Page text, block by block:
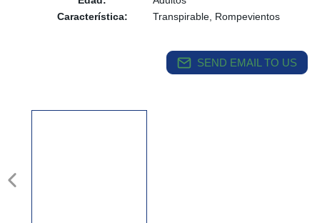
Característica:
Transpirable, Rompevientos
SEND EMAIL TO US